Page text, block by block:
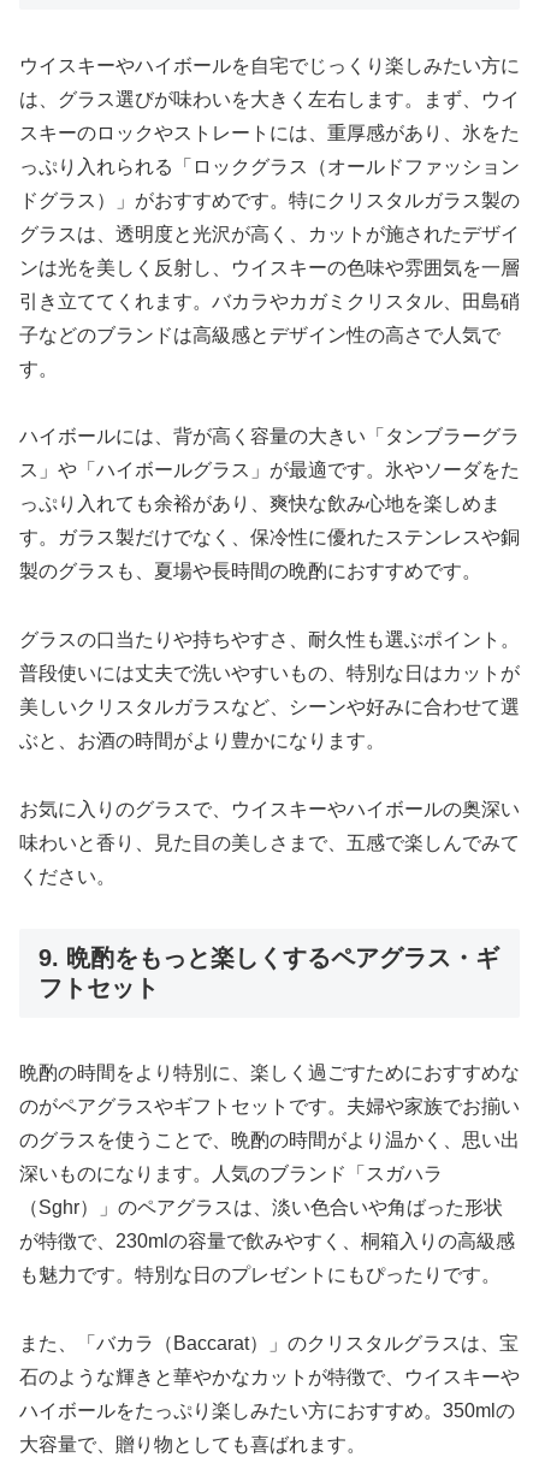
ウイスキーやハイボールを自宅でじっくり楽しみたい方に
は、グラス選びが味わいを大きく左右します。まず、ウイ
スキーのロックやストレートには、重厚感があり、氷をた
っぷり入れられる「ロックグラス（オールドファッション
ドグラス）」がおすすめです。特にクリスタルガラス製の
グラスは、透明度と光沢が高く、カットが施されたデザイ
ンは光を美しく反射し、ウイスキーの色味や雰囲気を一層
引き立ててくれます。バカラやカガミクリスタル、田島硝
子などのブランドは高級感とデザイン性の高さで人気で
す。
ハイボールには、背が高く容量の大きい「タンブラーグラ
ス」や「ハイボールグラス」が最適です。氷やソーダをた
っぷり入れても余裕があり、爽快な飲み心地を楽しめま
す。ガラス製だけでなく、保冷性に優れたステンレスや銅
製のグラスも、夏場や長時間の晩酌におすすめです。
グラスの口当たりや持ちやすさ、耐久性も選ぶポイント。
普段使いには丈夫で洗いやすいもの、特別な日はカットが
美しいクリスタルガラスなど、シーンや好みに合わせて選
ぶと、お酒の時間がより豊かになります。
お気に入りのグラスで、ウイスキーやハイボールの奥深い
味わいと香り、見た目の美しさまで、五感で楽しんでみて
ください。
9. 晩酌をもっと楽しくするペアグラス・ギ
フトセット
晩酌の時間をより特別に、楽しく過ごすためにおすすめな
のがペアグラスやギフトセットです。夫婦や家族でお揃い
のグラスを使うことで、晩酌の時間がより温かく、思い出
深いものになります。人気のブランド「スガハラ
（Sghr）」のペアグラスは、淡い色合いや角ばった形状
が特徴で、230mlの容量で飲みやすく、桐箱入りの高級感
も魅力です。特別な日のプレゼントにもぴったりです。
また、「バカラ（Baccarat）」のクリスタルグラスは、宝
石のような輝きと華やかなカットが特徴で、ウイスキーや
ハイボールをたっぷり楽しみたい方におすすめ。350mlの
大容量で、贈り物としても喜ばれます。